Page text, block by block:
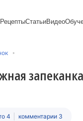
Рецепты
Пасхальная выпечка
Статьи
выпечка
закуски
Видео
4 комментарии 3